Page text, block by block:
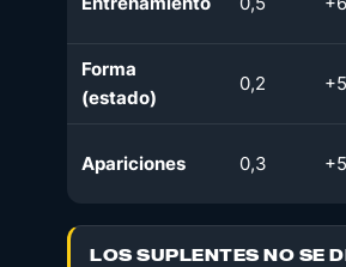
Forma
(estado)
0,2 +5
Apariciones 0,3 +5
LOS SUPLENTES NO SE